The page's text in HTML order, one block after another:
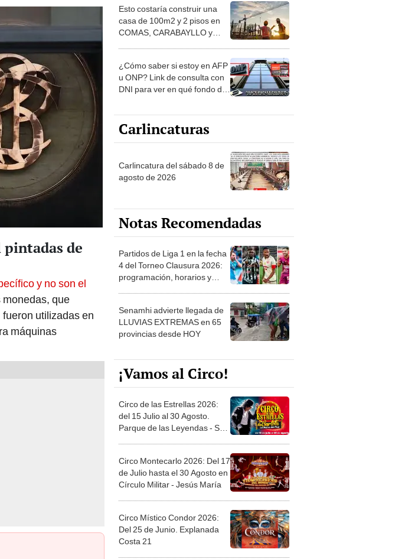
pintadas de
y no son el
monedas, que
utilizadas en
máquinas
Esto costaría construir una
casa de 100m2 y 2 pisos en
COMAS, CARABAYLLO y
¿Cómo saber si estoy en AFP
u ONP? Link de consulta con
DNI para ver en qué fondo de
Carlincaturas
Carlincatura del sábado 8 de
agosto de 2026
Notas Recomendadas
Partidos de Liga 1 en la fecha
4 del Torneo Clausura 2026:
programación, horarios y
Senamhi advierte llegada de
LLUVIAS EXTREMAS en 65
provincias desde HOY
¡Vamos al Circo!
Circo de las Estrellas 2026:
del 15 Julio al 30 Agosto.
Parque de las Leyendas - San
Circo Montecarlo 2026: Del 17
de Julio hasta el 30 Agosto en
Círculo Militar - Jesús María
Circo Místico Condor 2026:
Del 25 de Junio. Explanada
Costa 21